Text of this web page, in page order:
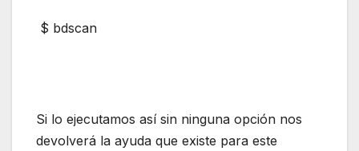
$ bdscan
Si lo ejecutamos así sin ninguna opción nos
devolverá la ayuda que existe para este